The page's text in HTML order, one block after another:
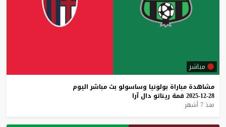
مباشر
مشاهدة مباراة بولونيا وساسولو بث مباشر اليوم
28-12-2025
قمة ريناتو دال آرا
منذ 7 أشهر